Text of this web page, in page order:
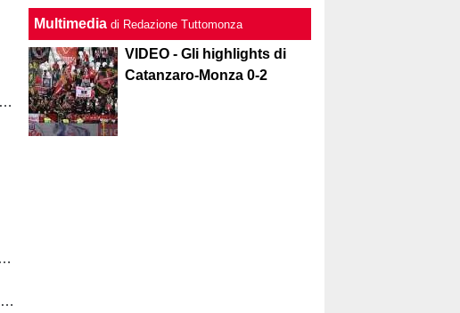
Multimedia di Redazione Tuttomonza
VIDEO - Gli highlights di
Catanzaro-Monza 0-2